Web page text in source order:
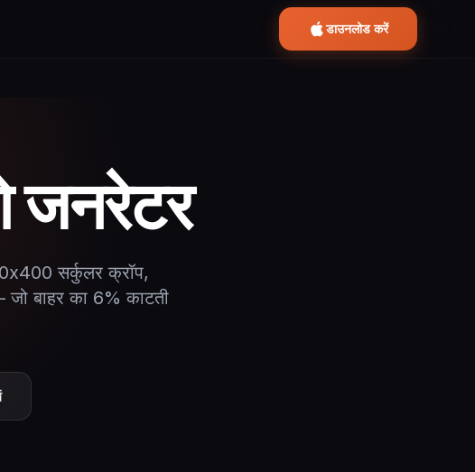
डाउनलोड करें
जनरेटर
सर्कुलर क्रॉप,
बाहर का 6% काटती